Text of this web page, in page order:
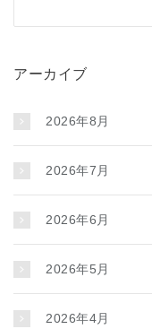
アーカイブ
2026年8月
2026年7月
2026年6月
2026年5月
2026年4月